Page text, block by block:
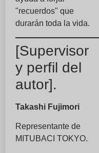
"recuerdos" que
durarán toda la vida.
[Supervisor
y perfil del
autor].
Takashi Fujimori
Representante de
MITUBACI TOKYO.